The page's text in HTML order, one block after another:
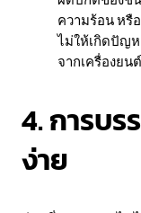
ความร้อน หรื
ไม่ให้เกิดปัญ
จากเครื่องยนต์
4. การบ
ง่าย